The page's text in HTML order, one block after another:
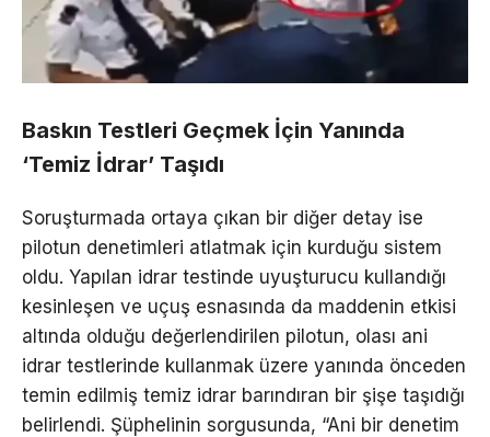
Baskın Testleri Geçmek İçin Yanında
‘Temiz İdrar’ Taşıdı
Soruşturmada ortaya çıkan bir diğer detay ise
pilotun denetimleri atlatmak için kurduğu sistem
oldu. Yapılan idrar testinde uyuşturucu kullandığı
kesinleşen ve uçuş esnasında da maddenin etkisi
altında olduğu değerlendirilen pilotun, olası ani
idrar testlerinde kullanmak üzere yanında önceden
temin edilmiş temiz idrar barındıran bir şişe taşıdığı
belirlendi. Şüphelinin sorgusunda, “Ani bir denetim